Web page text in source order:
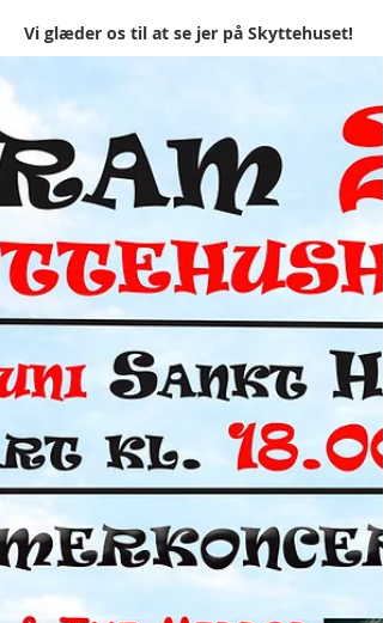
Vi glæder os til at se jer på Skyttehuset!